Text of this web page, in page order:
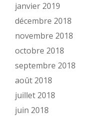
janvier 2019
décembre 2018
novembre 2018
octobre 2018
septembre 2018
août 2018
juillet 2018
juin 2018